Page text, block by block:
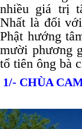
nhiều giá trị
Nhất là đối
Phật hướng
mười phương
tổ tiên ông bà
1/- CHÙA